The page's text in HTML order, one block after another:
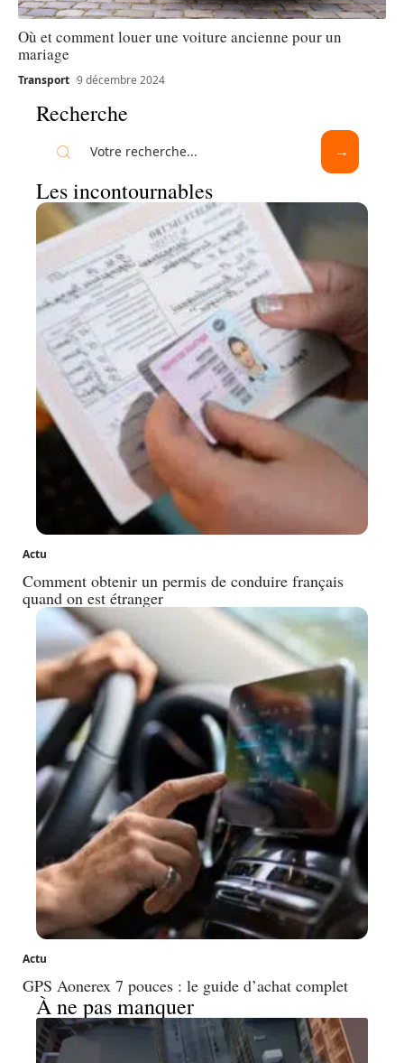
Où et comment louer une voiture ancienne pour un
mariage
Transport 9 décembre 2024
Recherche
Les incontournables
Actu
Comment obtenir un permis de conduire français
quand on est étranger
Actu
GPS Aonerex 7 pouces : le guide d’achat complet
À ne pas manquer